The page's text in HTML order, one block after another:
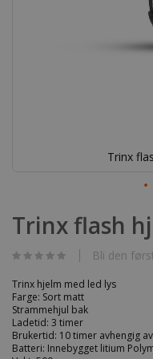
Trinx
til
begynnelsen
bildegalleri
Trinx flash
Bli den
Trinx hjelm med led lys
Farge: Sort matt
Strammehjul bak
Ladetid: 3 timer
Brukertid: 10 timer avhengig
Batteri: Innebygget litium